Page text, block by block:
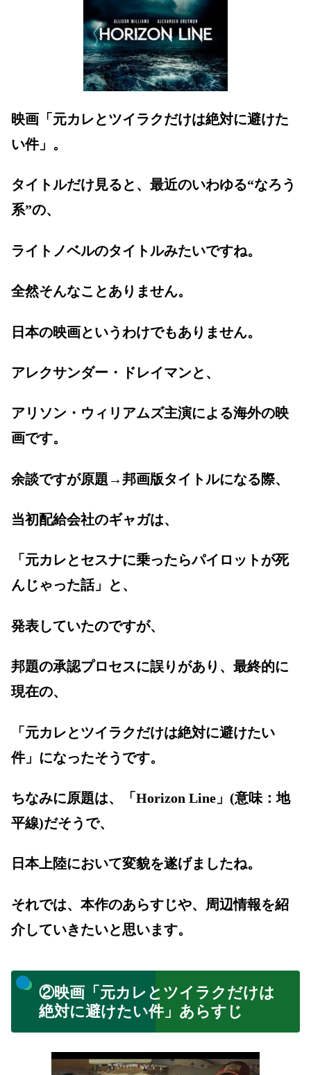
映画「元カレとツイラクだけは絶対に避けた
い件」。
タイトルだけ見ると、最近のいわゆる“なろう
系”の、
ライトノベルのタイトルみたいですね。
全然そんなことありません。
日本の映画というわけでもありません。
アレクサンダー・ドレイマンと、
アリソン・ウィリアムズ主演による海外の映
画です。
余談ですが原題→邦画版タイトルになる際、
当初配給会社のギャガは、
「元カレとセスナに乗ったらパイロットが死
んじゃった話」と、
発表していたのですが、
邦題の承認プロセスに誤りがあり、最終的に
現在の、
「元カレとツイラクだけは絶対に避けたい
件」になったそうです。
ちなみに原題は、
「Horizon Line」(意味：地
平線)だそうで、
日本上陸において変貌を遂げましたね。
それでは、本作のあらすじや、周辺情報を紹
介していきたいと思います。
②映画「元カレとツイラクだけは
絶対に避けたい件」あらすじ